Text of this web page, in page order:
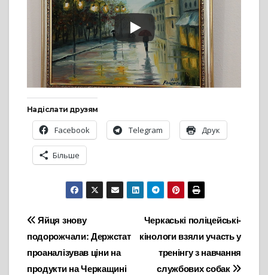
Надіслати друзям
Facebook Telegram Друк
Більше
Навігація
записів
Черкаські поліцейські-
кінологи взяли участь у
тренінгу з навчання
службових собак
Яйця знову
подорожчали: Держстат
проаналізував ціни на
продукти на Черкащині